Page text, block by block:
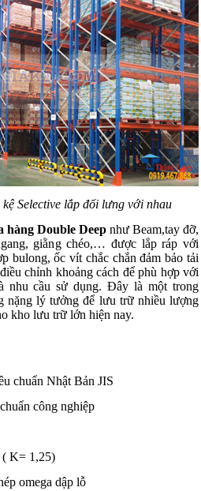
Selective lắp đối lưng với nhau
hàng Double Deepnhư Beam,tay đỡ,
giằng chéo,… được lắp ráp với
bulong, ốc vít chắc chắn đảm bảo tải
chỉnh khoảng cách để phù hợp với
nhu cầu sử dụng. Đây là một trong
nặng lý tưởng để lưu trữ nhiều lượng
kho lưu trữ lớn hiện nay.
chuẩn Nhật Bản JIS
công nghiệp
( K= 1,25)
omega dập lỗ